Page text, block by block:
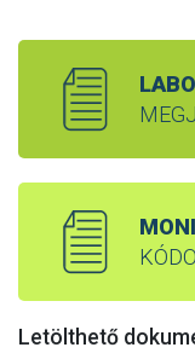
Letölthető